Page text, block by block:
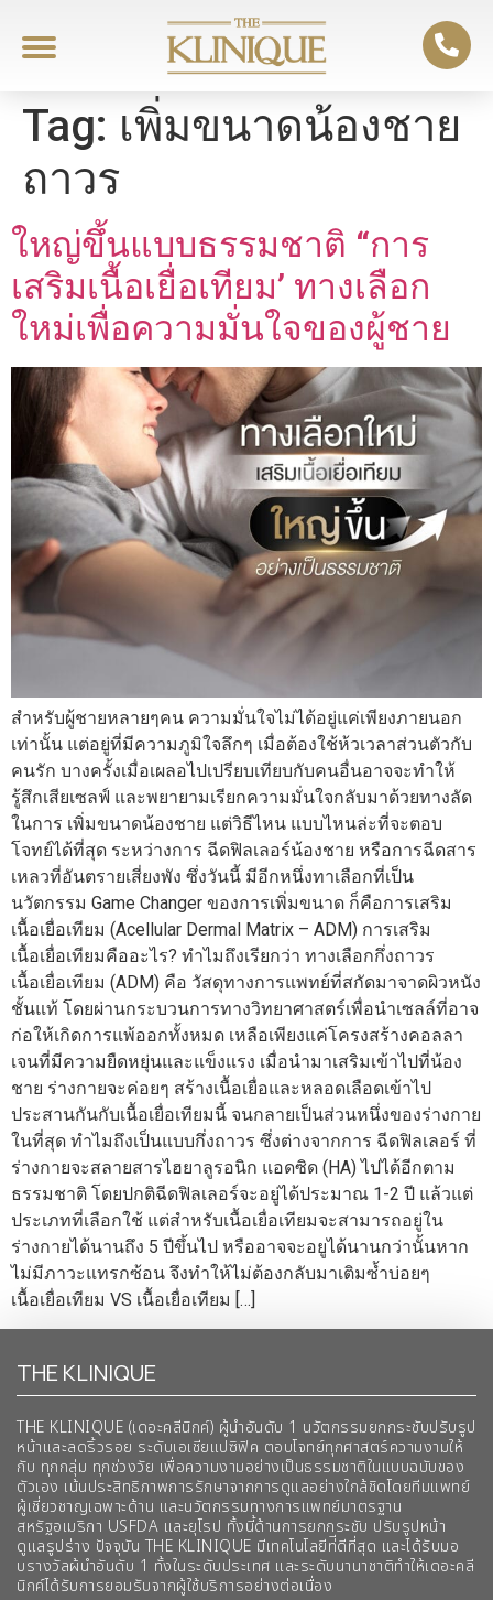
Tag: เพิ่มขนาดน้องชาย
ถาวร
ใหญ่ขึ้นแบบธรรมชาติ “การ
เสริมเนื้อเยื่อเทียม’ ทางเลือก
ใหม่เพื่อความมั่นใจของผู้ชาย
สำหรับผู้ชายหลายๆคน ความมั่นใจไม่ได้อยู่แค่เพียงภายนอก
เท่านั้น แต่อยู่ที่มีความภูมิใจลึกๆ เมื่อต้องใช้ห้วเวลาส่วนตัวกับ
คนรัก บางครั้งเมื่อเผลอไปเปรียบเทียบกับคนอื่นอาจจะทำให้
รู้สึกเสียเซลฟ์ และพยายามเรียกความมั่นใจกลับมาด้วยทางลัด
ในการ เพิ่มขนาดน้องชาย แต่วิธีไหน แบบไหนล่ะที่จะตอบ
โจทย์ได้ที่สุด ระหว่างการ ฉีดฟิลเลอร์น้องชาย หรือการฉีดสาร
เหลวที่อันตรายเสี่ยงพัง ซึ่งวันนี้ มีอีกหนึ่งทาเลือกที่เป็น
นวัตกรรม Game Changer ของการเพิ่มขนาด ก็คือการเสริม
เนื้อเยื่อเทียม (Acellular Dermal Matrix – ADM) การเสริม
เนื้อเยื่อเทียมคืออะไร? ทำไมถึงเรียกว่า ทางเลือกกึ่งถาวร
เนื้อเยื่อเทียม (ADM) คือ วัสดุทางการแพทย์ที่สกัดมาจาดผิวหนัง
ชั้นแท้ โดยผ่านกระบวนการทางวิทยาศาสตร์เพื่อนำเซลล์ที่อาจ
ก่อให้เกิดการแพ้ออกทั้งหมด เหลือเพียงแค่โครงสร้างคอลลา
เจนที่มีความยืดหยุ่นและแข็งแรง เมื่อนำมาเสริมเข้าไปที่น้อง
ชาย ร่างกายจะค่อยๆ สร้างเนื้อเยื่อและหลอดเลือดเข้าไป
ประสานกันกับเนื้อเยื่อเทียมนี้ จนกลายเป็นส่วนหนึ่งของร่างกาย
ในที่สุด ทำไมถึงเป็นแบบกึ่งถาวร ซึ่งต่างจากการ ฉีดฟิลเลอร์ ที่
ร่างกายจะสลายสารไฮยาลูรอนิก แอดซิด (HA) ไปได้อีกตาม
ธรรมชาติ โดยปกติฉีดฟิลเลอร์จะอยู่ได้ประมาณ 1-2 ปี แล้วแต่
ประเภทที่เลือกใช้ แต่สำหรับเนื้อเยื่อเทียมจะสามารถอยู่ใน
ร่างกายได้นานถึง 5 ปีขึ้นไป หรืออาจจะอยูได้นานกว่านั้นหาก
ไม่มีภาวะแทรกซ้อน จึงทำให้ไม่ต้องกลับมาเติมซ้ำบ่อยๆ
เนื้อเยื่อเทียม VS เนื้อเยื่อเทียม […]
THE KLINIQUE
THE KLINIQUE (เดอะคลีนิกค์) ผู้นำอันดับ 1 นวัตกรรมยกกระชับปรับรูป
หน้าและลดริ้วรอย ระดับเอเชียแปซิฟิค ตอบโจทย์ทุกศาสตร์ความงามให้
กับ ทุกกลุ่ม ทุกช่วงวัย เพื่อความงามอย่างเป็นธรรมชาติในแบบฉบับของ
ตัวเอง เน้นประสิทธิภาพการรักษาจากการดูแลอย่างใกล้ชิดโดยทีมแพทย์
ผู้เชี่ยวชาญเฉพาะด้าน และนวัตกรรมทางการแพทย์มาตรฐาน
สหรัฐอเมริกา USFDA และยุโรป ทั้งนี้ด้านการยกกระชับ ปรับรูปหน้า
ดูแลรูปร่าง ปัจจุบัน THE KLINIQUE มีเทคโนโลยีท่ีดีที่สุด และได้รับมอ
บรางวัลผ้นำอันดับ 1 ทั้งในระดับประเทศ และระดับนานาชาติทําให้เดอะคลี
นิกค์ได้รับการยอมรับจากผู้ใช้บริการอย่างต่อเนื่อง